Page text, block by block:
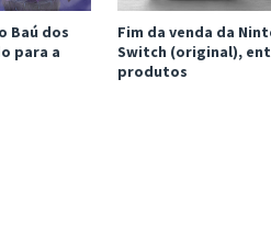
Baú dos
para a
Fim da venda da
Switch (original),
produtos